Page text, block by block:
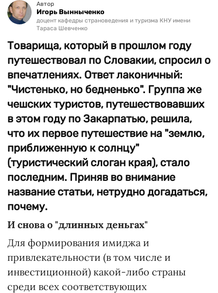
Автор
Игорь Вынныченко
доцент кафедры страноведения и туризма КНУ имени
Тараса Шевченко
Товарища, который в прошлом году
путешествовал по Словакии, спросил о
впечатлениях. Ответ лаконичный:
"Чистенько, но бедненько". Группа же
чешских туристов, путешествовавших
в этом году по Закарпатью, решила,
что их первое путешествие на "землю,
приближенную к солнцу"
(туристический слоган края), стало
последним. Приняв во внимание
название статьи, нетрудно догадаться,
почему.
И снова о "длинных деньгах"
Для формирования имиджа и
привлекательности (в том числе и
инвестиционной) какой-либо страны
среди всех соответствующих